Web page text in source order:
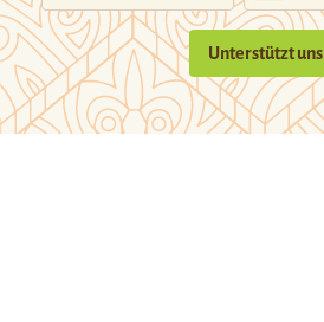
Unterstützt uns